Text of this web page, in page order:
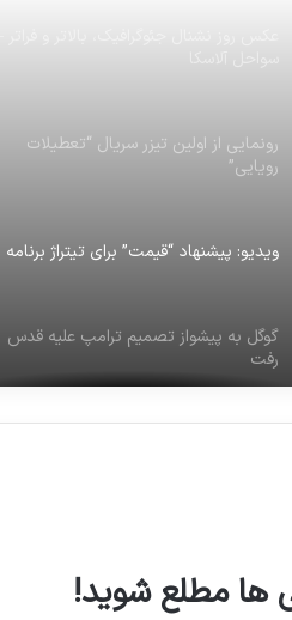
رونمایی از اولین تیزر سریال “تعطیلات
رویایی”
ویدیو: پیشنهاد “قیمت” برای تیتراژ برنامه
گوگل به پیشواز تصمیم ترامپ علیه قدس
رفت
ها مطلع شوید!